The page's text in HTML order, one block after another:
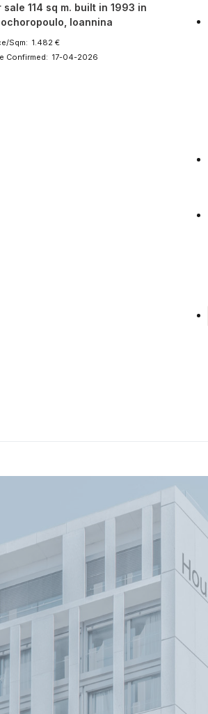
sale 114 sq m. built in 1993 in
Ioannina
Sqm: 1.482 €
Confirmed: 17-04-2026